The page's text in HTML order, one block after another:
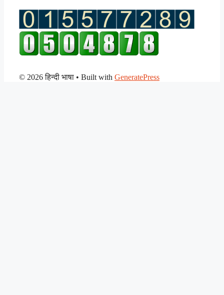
© 2026 हिन्दी भाषा • Built with GeneratePress